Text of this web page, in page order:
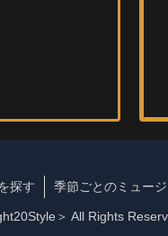
探す 季節ごとのミュー
＞ All Rights